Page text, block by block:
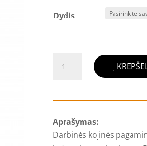
Dydis
kiekis:
kojinės
3
poros
Į
Aprašymas:
Darbinės kojinės